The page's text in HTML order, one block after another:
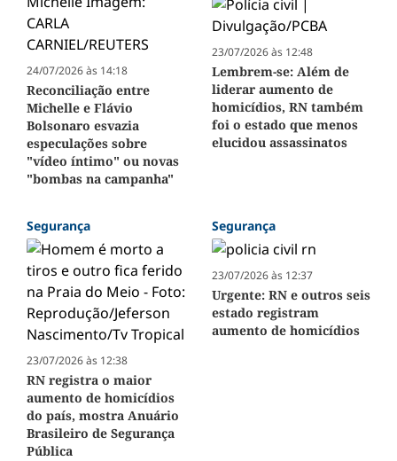
24/07/2026 às 14:18
Reconciliação entre
Michelle e Flávio
Bolsonaro esvazia
especulações sobre
"vídeo íntimo" ou novas
"bombas na campanha"
23/07/2026 às 12:48
Lembrem-se: Além de
liderar aumento de
homicídios, RN também
foi o estado que menos
elucidou assassinatos
Segurança
23/07/2026 às 12:38
RN registra o maior
aumento de homicídios
do país, mostra Anuário
Brasileiro de Segurança
Pública
Segurança
23/07/2026 às 12:37
Urgente: RN e outros seis
estado registram
aumento de homicídios